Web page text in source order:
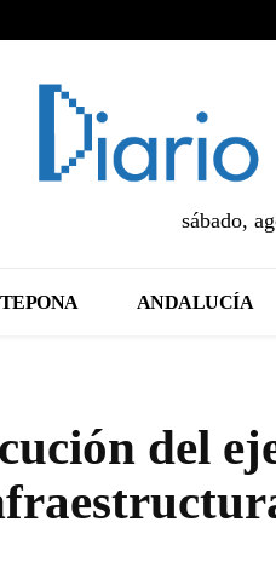
sábado,
ANDALUCÍA
del